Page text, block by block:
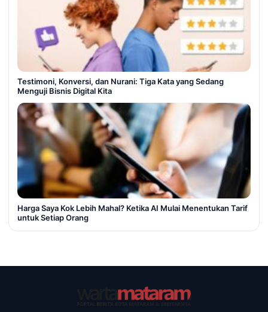
Testimoni, Konversi, dan Nurani: Tiga Kata yang Sedang
Menguji Bisnis Digital Kita
Harga Saya Kok Lebih Mahal? Ketika AI Mulai Menentukan Tarif
untuk Setiap Orang